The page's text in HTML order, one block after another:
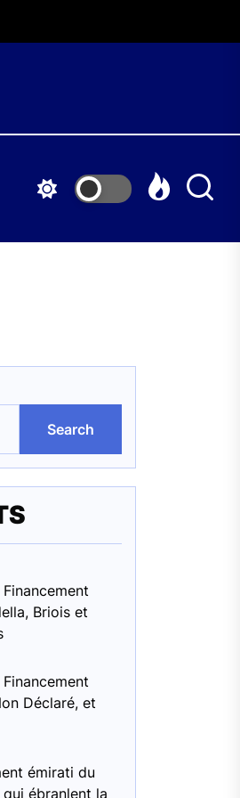
Search
Briois et
Déclaré, et
émirati du
ébranlent la